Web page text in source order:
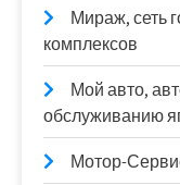
Мираж, сеть
комплексов
Мой авто,
обслуживанию
Мотор-